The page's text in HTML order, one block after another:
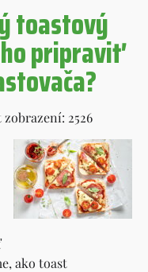
toastový
pripraviť
zobrazení: 2526
ako toast